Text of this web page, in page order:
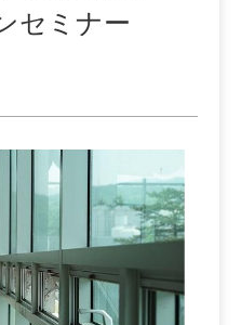
セミナー